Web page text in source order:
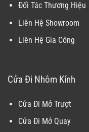
Đối Tác Thương Hiệu
Liên Hệ Showroom
Liên Hệ Gia Công
Cửa Đi Nhôm Kính
Cửa Đi Mở Trượt
Cửa Đi Mở Quay